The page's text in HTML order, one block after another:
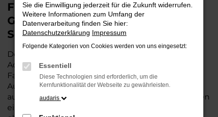
Finden Sie Ihren CUPRA Born
Gebrauchtwagen für Achim bei
Schmidt + Koch
Der CUPRA Born ist die perfekte Wahl für alle in
Achim, die ein zuverlässiges und modernes
Fahrzeug suchen.Mit seiner erstklassigen
Ausstattung, der niedrigen Laufleistung und der
ausgezeichneten Pflege ist dieser Gebrauchtwagen
eine kostengünstige Alternative zum Neuwagen,
Sie die Einwilligung jederzeit für die Zukunft widerrufen.
Weitere Informationen zum Umfang der
Datenverarbeitung finden Sie hier:
Datenschutzerklärung Impressum
Folgende Kategorien von Cookies werden von uns eingesetzt:
Essentiell
Diese Technologien sind erforderlich, um die
Kernfunktionalität der Webseite zu gewährleisten.
audaris